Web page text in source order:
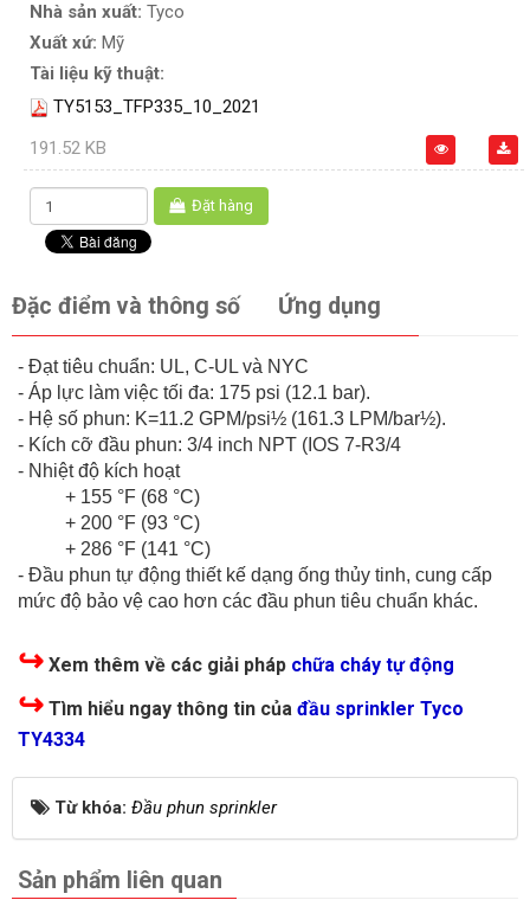
Nhà sản xuất: Tyco
Xuất xứ: Mỹ
Tài liệu kỹ thuật:
TY5153_TFP335_10_2021
191.52 KB
Đặt hàng
Đặc điểm và thông số Ứng dụng
- Đạt tiêu chuẩn: UL, C-UL và NYC
- Áp lực làm việc tối đa: 175 psi (12.1 bar).
- Hệ số phun: K=11.2 GPM/psi½ (161.3 LPM/bar½).
- Kích cỡ đầu phun: 3/4 inch NPT (IOS 7-R3/4
- Nhiệt độ kích hoạt
+ 155 °F (68 °C)
+ 200 °F (93 °C)
+ 286 °F (141 °C)
- Đầu phun tự động thiết kế dạng ống thủy tinh, cung cấp
mức độ bảo vệ cao hơn các đầu phun tiêu chuẩn khác.
↪ Xem thêm về các giải pháp chữa cháy tự động
↪ Tìm hiểu ngay thông tin của đầu sprinkler Tyco
TY4334
Từ khóa: Đầu phun sprinkler
Sản phẩm liên quan